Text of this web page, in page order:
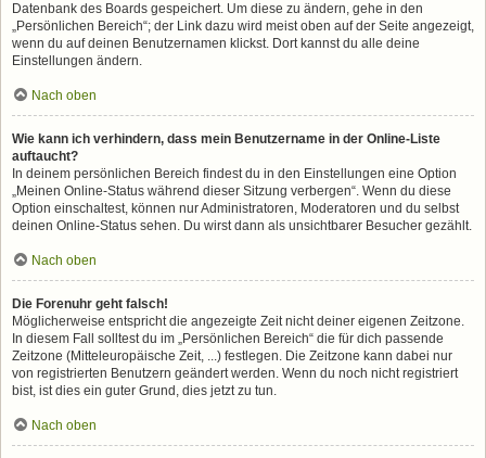
Datenbank des Boards gespeichert. Um diese zu ändern, gehe in den
„Persönlichen Bereich“; der Link dazu wird meist oben auf der Seite angezeigt,
wenn du auf deinen Benutzernamen klickst. Dort kannst du alle deine
Einstellungen ändern.
Nach oben
Wie kann ich verhindern, dass mein Benutzername in der Online-Liste
auftaucht?
In deinem persönlichen Bereich findest du in den Einstellungen eine Option
„Meinen Online-Status während dieser Sitzung verbergen“. Wenn du diese
Option einschaltest, können nur Administratoren, Moderatoren und du selbst
deinen Online-Status sehen. Du wirst dann als unsichtbarer Besucher gezählt.
Nach oben
Die Forenuhr geht falsch!
Möglicherweise entspricht die angezeigte Zeit nicht deiner eigenen Zeitzone.
In diesem Fall solltest du im „Persönlichen Bereich“ die für dich passende
Zeitzone (Mitteleuropäische Zeit, ...) festlegen. Die Zeitzone kann dabei nur
von registrierten Benutzern geändert werden. Wenn du noch nicht registriert
bist, ist dies ein guter Grund, dies jetzt zu tun.
Nach oben